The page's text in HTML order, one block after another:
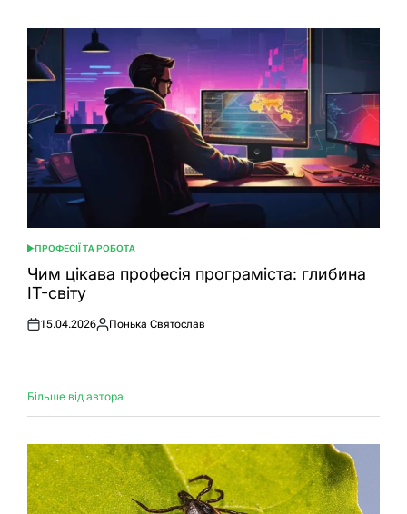
ОПУБЛІКУВАТИ
У
ПРОФЕСІЇ ТА РОБОТА
Чим цікава професія програміста: глибина
IT-світу
Оприлюднено
15.04.2026
Опубліковано
Понька Святослав
Більше від автора